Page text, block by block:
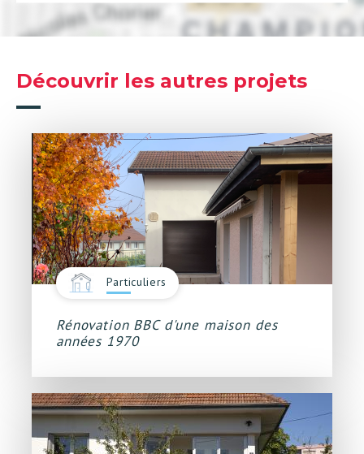
Découvrir les autres projets
Particuliers
Rénovation BBC d'une maison des
années 1970